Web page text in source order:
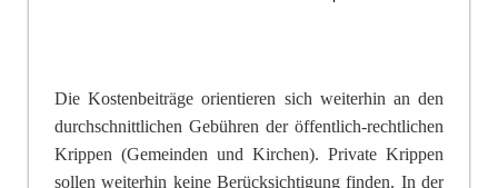
Die Kostenbeiträge orientieren sich weiterhin an den
durchschnittlichen Gebühren der öffentlich-rechtlichen
Krippen (Gemeinden und Kirchen). Private Krippen
sollen weiterhin keine Berücksichtigung finden. In der